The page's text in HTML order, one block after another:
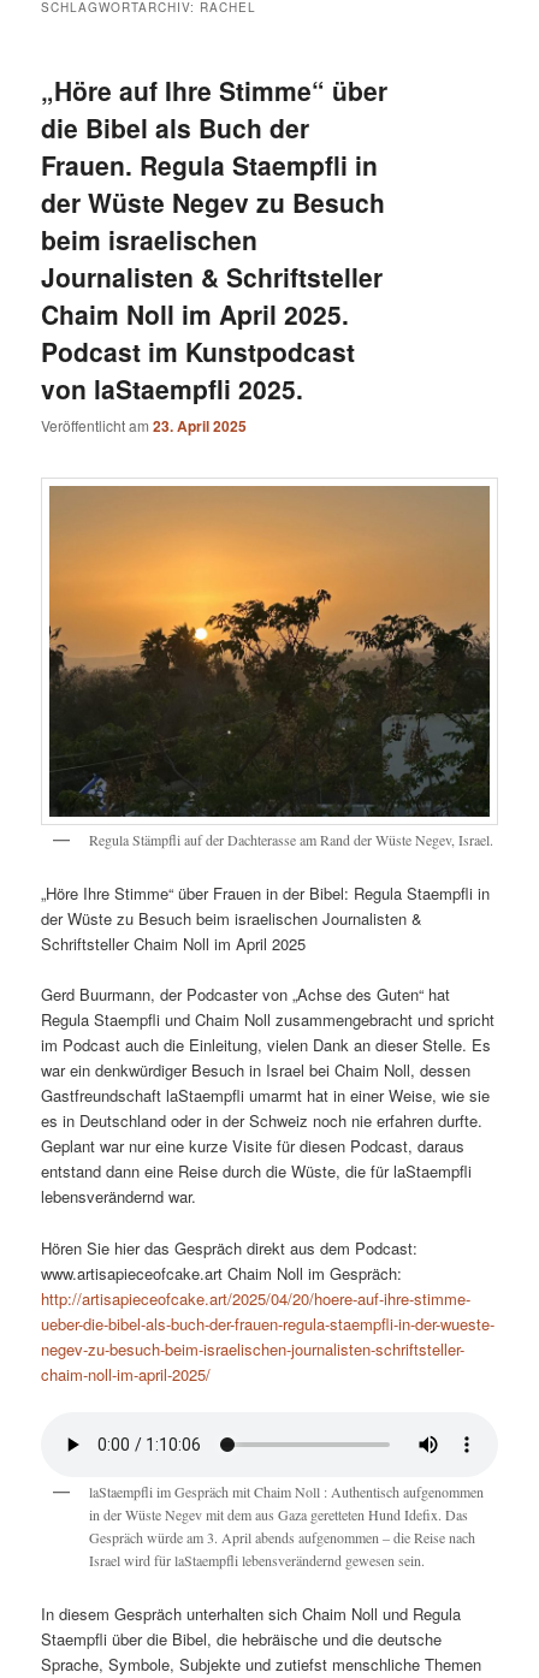
SCHLAGWORTARCHIV: RACHEL
„Höre auf Ihre Stimme“ über
die Bibel als Buch der
Frauen. Regula Staempfli in
der Wüste Negev zu Besuch
beim israelischen
Journalisten & Schriftsteller
Chaim Noll im April 2025.
Podcast im Kunstpodcast
von laStaempfli 2025.
Veröffentlicht am23. April 2025
Regula Stämpfli auf der Dachterasse am Rand der Wüste Negev, Israel.
„Höre Ihre Stimme“ über Frauen in der Bibel: Regula Staempfli in
der Wüste zu Besuch beim israelischen Journalisten &
Schriftsteller Chaim Noll im April 2025
Gerd Buurmann, der Podcaster von „Achse des Guten“ hat
Regula Staempfli und Chaim Noll zusammengebracht und spricht
im Podcast auch die Einleitung, vielen Dank an dieser Stelle. Es
war ein denkwürdiger Besuch in Israel bei Chaim Noll, dessen
Gastfreundschaft laStaempfli umarmt hat in einer Weise, wie sie
es in Deutschland oder in der Schweiz noch nie erfahren durfte.
Geplant war nur eine kurze Visite für diesen Podcast, daraus
entstand dann eine Reise durch die Wüste, die für laStaempfli
lebensverändernd war.
Hören Sie hier das Gespräch direkt aus dem Podcast:
www.artisapieceofcake.art Chaim Noll im Gespräch:
http://artisapieceofcake.art/2025/04/20/hoere-auf-ihre-stimme-
ueber-die-bibel-als-buch-der-frauen-regula-staempfli-in-der-wueste-
negev-zu-besuch-beim-israelischen-journalisten-schriftsteller-
chaim-noll-im-april-2025/
laStaempfli im Gespräch mit Chaim Noll : Authentisch aufgenommen
in der Wüste Negev mit dem aus Gaza geretteten Hund Idefix. Das
Gespräch würde am 3. April abends aufgenommen – die Reise nach
Israel wird für laStaempfli lebensverändernd gewesen sein.
In diesem Gespräch unterhalten sich Chaim Noll und Regula
Staempfli über die Bibel, die hebräische und die deutsche
Sprache, Symbole, Subjekte und zutiefst menschliche Themen